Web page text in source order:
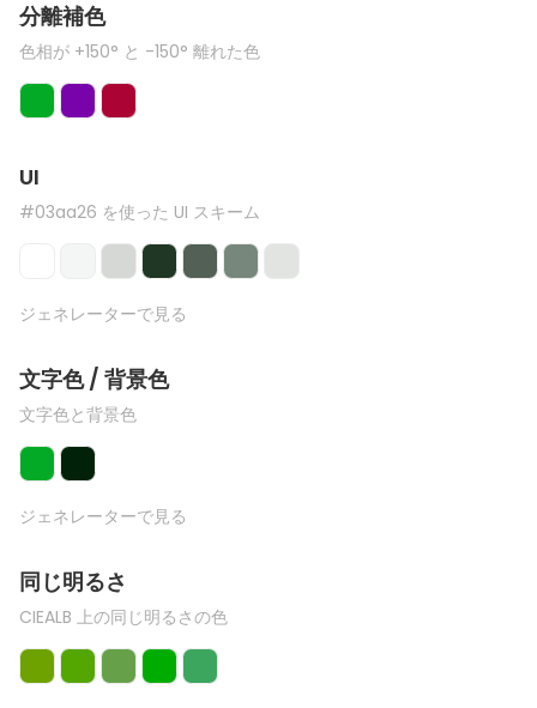
分離補色
色相が +150° と -150° 離れた色
UI
#03aa26 を使った UI スキーム
ジェネレーターで見る
文字色 / 背景色
文字色と背景色
ジェネレーターで見る
同じ明るさ
CIEALB 上の同じ明るさの色